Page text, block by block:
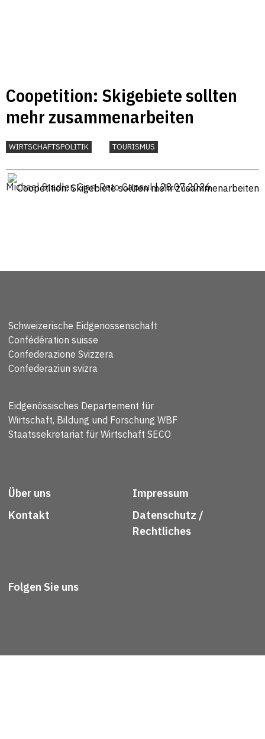
Coopetition: Skigebiete sollten
mehr zusammenarbeiten
WIRTSCHAFTSPOLITIK TOURISMUS
Michael Stadler,Gian-Reto Capaul| 28.07.2026
Schweizerische Eidgenossenschaft
Confédération suisse
Confederazione Svizzera
Confederaziun svizra
Eidgenössisches Departement für
Wirtschaft, Bildung und Forschung WBF
Staatssekretariat für Wirtschaft SECO
Über uns
Kontakt
Impressum
Datenschutz /
Rechtliches
Folgen Sie uns